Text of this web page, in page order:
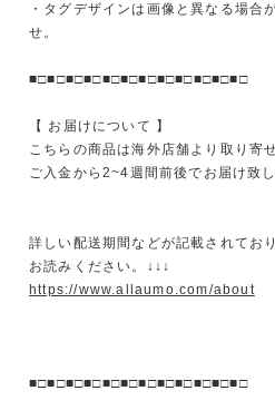
・タグデザインは画像と異なる場合
せ。
■□■□■□■□■□■□■□■□■□■□■□■□
【 お届けについて 】
こちらの商品は海外店舗より取り寄
ご入金から2~4週間前後でお届け致し
詳しい配送期間などが記載されてお
お読みください。↓↓↓
https://www.allaumo.com/about
■□■□■□■□■□■□■□■□■□■□■□■□